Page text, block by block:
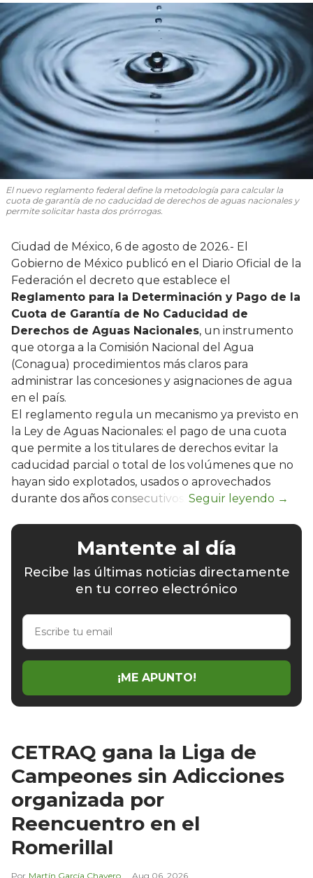
El nuevo reglamento federal define la metodología para calcular la
cuota de garantía de no caducidad de derechos de aguas nacionales y
permite solicitar hasta dos prórrogas.
Ciudad de México, 6 de agosto de 2026.- El
Gobierno de México publicó en el Diario Oficial de la
Federación el decreto que establece el
Reglamento para la Determinación y Pago de la
Cuota de Garantía de No Caducidad de
Derechos de Aguas Nacionales, un instrumento
que otorga a la Comisión Nacional del Agua
(Conagua) procedimientos más claros para
administrar las concesiones y asignaciones de agua
en el país.
El reglamento regula un mecanismo ya previsto en
la Ley de Aguas Nacionales: el pago de una cuota
que permite a los titulares de derechos evitar la
caducidad parcial o total de los volúmenes que no
hayan sido explotados, usados o aprovechados
durante dos años consecutivos.
Mantente al día
Recibe las últimas noticias directamente
en tu correo electrónico
Escribe
email
¡ME APUNTO!
CETRAQ gana la Liga de
Campeones sin Adicciones
organizada por
Reencuentro en el
Romerillal
Martín García Chavero Aug 06, 2026